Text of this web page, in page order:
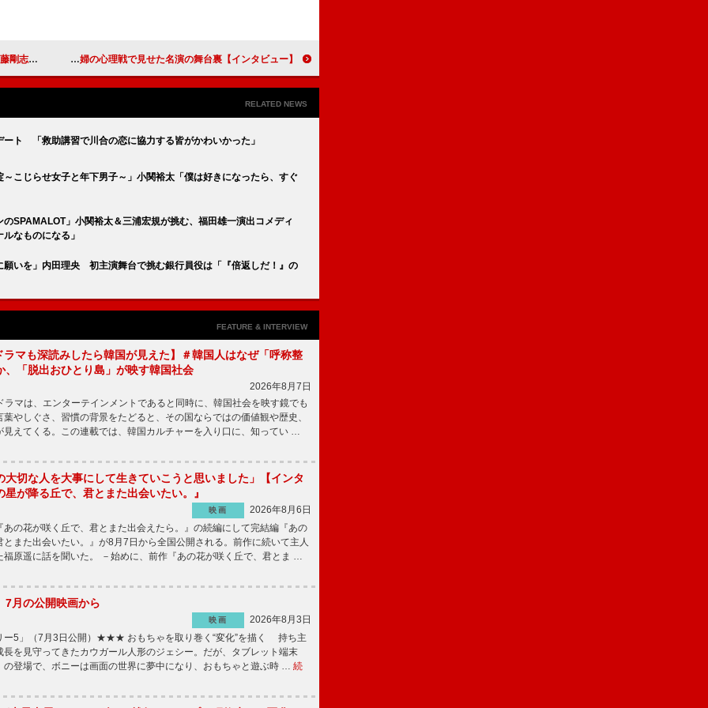
ファミリー」 【インタビュー】映画『先生、私の隣に座っていただけませんか？』黒木華「スリリングで気持ちよく楽しめる映画です」ハラハラする夫婦の心理戦で見せた名演の舞台裏
RELATED NEWS
ト 「救助講習で川合の恋に協力する皆がかわいかった」
こじらせ女子と年下男子～」小関裕太「僕は好きになったら、すぐ
SPAMALOT」小関裕太＆三浦宏規が挑む、福田雄一演出コメディ
なものになる」
願いを」内田理央 初主演舞台で挑む銀行員役は「『倍返しだ！』の
FEATURE & INTERVIEW
マも深読みしたら韓国が見えた】＃韓国人はなぜ「呼称整
、「脱出おひとり島」が映す韓国社会
2026年8月7日
マは、エンターテインメントであると同時に、韓国社会を映す鏡でも
やしぐさ、習慣の背景をたどると、その国ならではの価値観や歴史、
見えてくる。この連載では、韓国カルチャーを入り口に、知ってい …
大切な人を大事にして生きていこうと思いました」【インタ
星が降る丘で、君とまた出会いたい。』
映画
2026年8月6日
の花が咲く丘で、君とまた出会えたら。』の続編にして完結編『あの
とまた出会いたい。』が8月7日から全国公開される。前作に続いて主人
福原遥に話を聞いた。 －始めに、前作『あの花が咲く丘で、君とま …
7月の公開映画から
映画
2026年8月3日
ー5」（7月3日公開）★★★ おもちゃを取り巻く“変化”を描く 持ち主
長を見守ってきたカウガール人形のジェシー。だが、タブレット端末
の登場で、ボニーは画面の世界に夢中になり、おもちゃと遊ぶ時 … 続